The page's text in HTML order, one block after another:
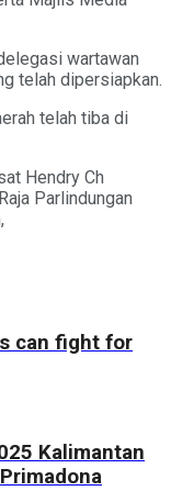
wartawan
telah dipersiapkan.
telah tiba di
Hendry Ch
Parlindungan
can fight for
Kalimantan